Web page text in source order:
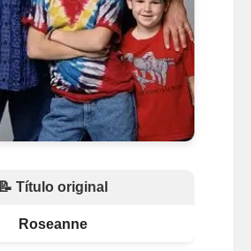
📝 Título original
Roseanne